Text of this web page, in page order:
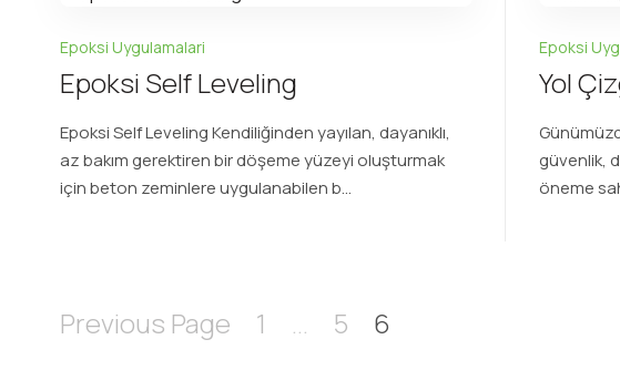
Epoksi Uygulamalari
Epoksi Self Leveling
Epoksi Self Leveling Kendiliğinden yayılan, dayanıklı,
az bakım gerektiren bir döşeme yüzeyi oluşturmak
için beton zeminlere uygulanabilen b...
Epoksi
Yol
güvenlik,
öneme
Previous Page 1 … 5 6